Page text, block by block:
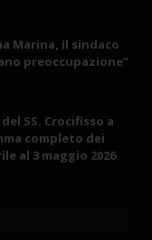
Marina, il sindaco
preoccupazione”
SS. Crocifisso a
completo dei
al 3 maggio 2026